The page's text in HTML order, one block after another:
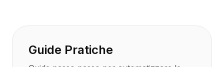
Blog
Research
Governance
Ethics & Trustworthiness
Guide Pratiche